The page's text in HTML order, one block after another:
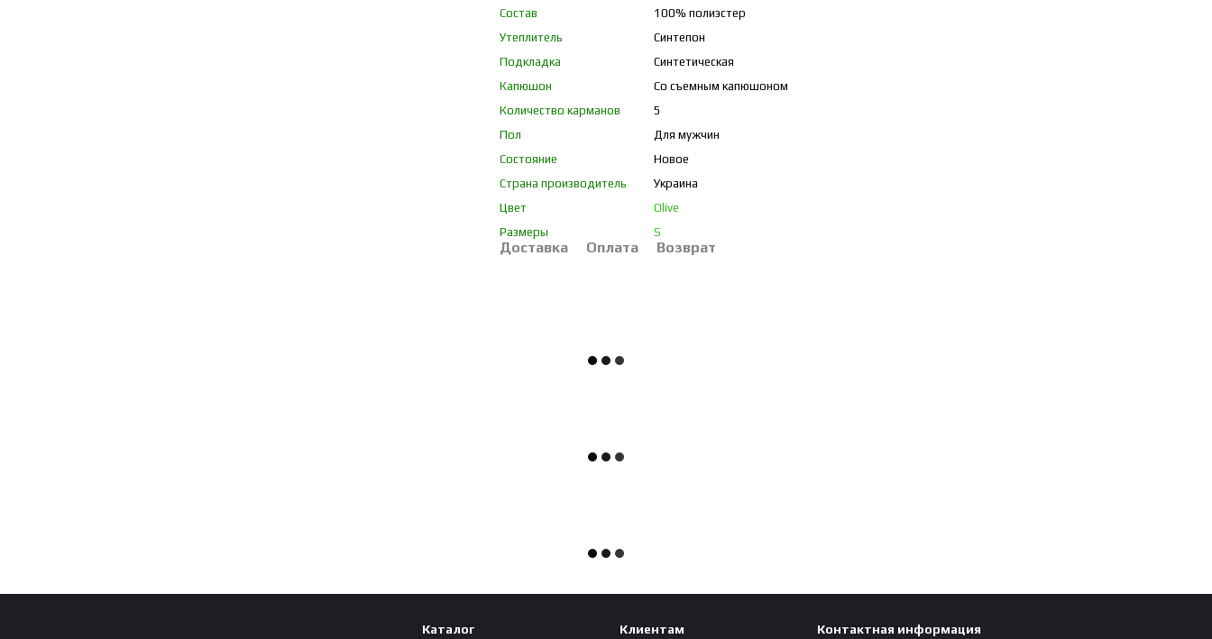
Состав
100% полиэстер
Утеплитель
Синтепон
Подкладка
Синтетическая
Капюшон
Со съемным капюшоном
Количество карманов
5
Пол
Для мужчин
Состояние
Новое
Страна производитель
Украина
Цвет
Olive
Размеры
S
Доставка Оплата Возврат
Каталог Клиентам Контактная информация